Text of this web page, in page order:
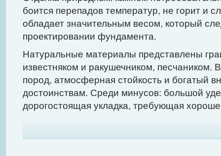
боится перепадов температур, не горит и
обладает значительным весом, который
проектировании фундамента.
Натуральные материалы представлены
известняком и ракушечником, песчаником.
пород, атмосферная стойкость и богатый
достоинствам. Среди минусов: большой
дорогостоящая укладка, требующая